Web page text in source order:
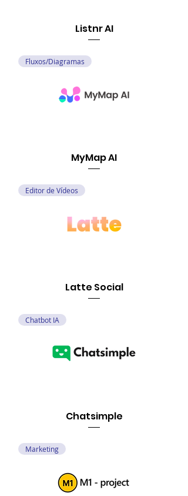
Listnr AI
Fluxos/Diagramas
MyMap AI
Editor de Vídeos
Latte Social
Chatbot IA
Chatsimple
Marketing